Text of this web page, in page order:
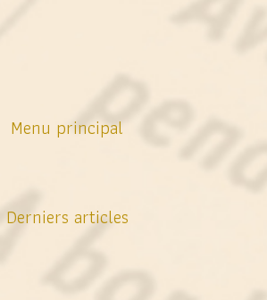
Menu principal
Derniers articles